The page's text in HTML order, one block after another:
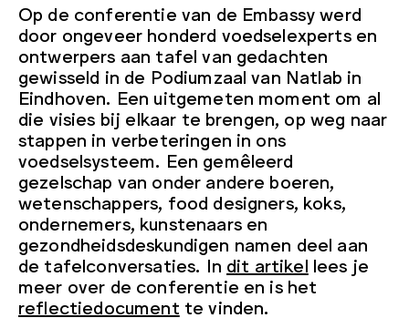
Op de conferentie van de Embassy werd
door ongeveer honderd voedselexperts en
ontwerpers aan tafel van gedachten
gewisseld in de Podiumzaal van Natlab in
Eindhoven. Een uitgemeten moment om al
die visies bij elkaar te brengen, op weg naar
stappen in verbeteringen in ons
voedselsysteem. Een gemêleerd
gezelschap van onder andere boeren,
wetenschappers, food designers, koks,
ondernemers, kunstenaars en
gezondheidsdeskundigen namen deel aan
de tafelconversaties. In dit artikel lees je
meer over de conferentie en is het
reflectiedocument te vinden.